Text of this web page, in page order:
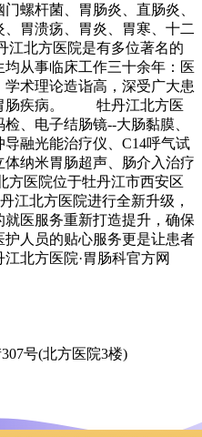
螺杆菌、胃肠炎、直肠炎、
胃溃疡、胃炎、胃寒、十二
北方医院是有多位著名的
从事临床工作三十余年：医
术理论造诣高，深受广大患
肠疾病。 牡丹江北方医
、电子结肠镜--大肠黏膜、
融光能治疗仪、C14呼气试
纳米胃肠超声、肠介入治疗
医院位于牡丹江市西安区
江北方医院进行全新升级，
医服务重新打造提升，确保
人员的贴心服务更是让患者
北方医院·胃肠科官方网
号(北方医院3楼)